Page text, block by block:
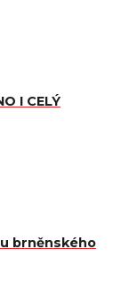
I CELÝ
brněnského